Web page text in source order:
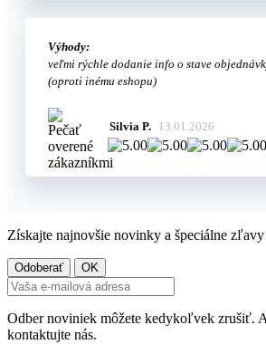
Výhody:
veľmi rýchle dodanie info o stave
(oproti inému eshopu)
Silvia P. 13.01.2026
Získajte najnovšie novinky a špeciálne zľavy
Odber noviniek môžete kedykoľvek zrušiť.
kontaktujte nás.